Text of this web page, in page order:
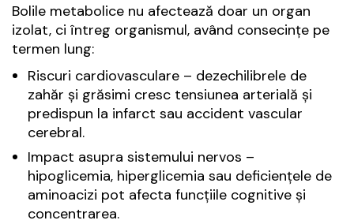
Bolile metabolice nu afectează doar un organ
izolat, ci întreg organismul, având consecințe pe
termen lung:
Riscuri cardiovasculare – dezechilibrele de
zahăr și grăsimi cresc tensiunea arterială și
predispun la infarct sau accident vascular
cerebral.
Impact asupra sistemului nervos –
hipoglicemia, hiperglicemia sau deficiențele de
aminoacizi pot afecta funcțiile cognitive și
concentrarea.